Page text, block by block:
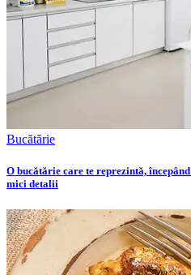
Bucătărie
O bucătărie care te reprezintă,
mici detalii